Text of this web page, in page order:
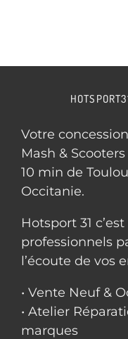
Votre
Mash &
10 min de
Occitanie.
Hotsport 31
professionnels
l’écoute de vos
• Vente Neuf &
• Atelier
marques